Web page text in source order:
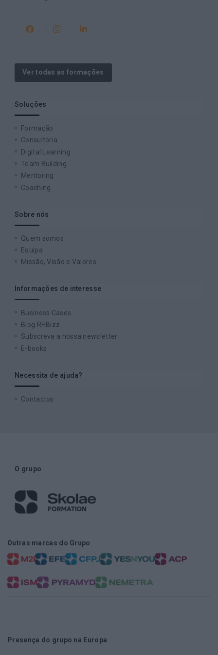
Ver todas as formações
Soluções
Formação
Consultoria
Digital Learning
Team Building
Mentoring
Coaching
Sobre nós
Quem somos
Equipa
Missão, Visão e Valores
Informações de interesse
Business Cases
Blog RHBizz
Subscreva a nossa newsletter
E-books
Necessita de ajuda?
Contactos
O grupo
Outras marcas do Grupo
Presença do grupo na Europa